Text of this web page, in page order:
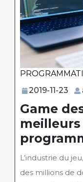
Category
2019-11-23
23
Game
L’industrie du
des millions de